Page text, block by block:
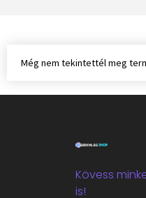
Még nem tekintettél meg
Kövess
is!